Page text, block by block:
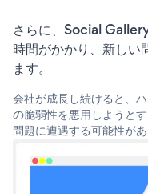
さらに、Social
時間がかかり、新しい
ます。
会社が成長し続けると、
の脆弱性を悪用しようと
問題に遭遇する可能性があ